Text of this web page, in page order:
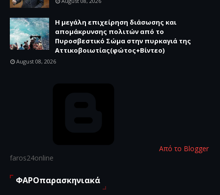
Η μεγάλη επιχείρηση διάσωσης και
απομάκρυνσης πολιτών από το
Πυροσβεστικό Σώμα στην πυρκαγιά της
Αττικοβοιωτίας(φώτος+Βίντεο)
August 08, 2026
Από το Blogger
faros24online
ΦΑΡΟπαρασκηνιακά